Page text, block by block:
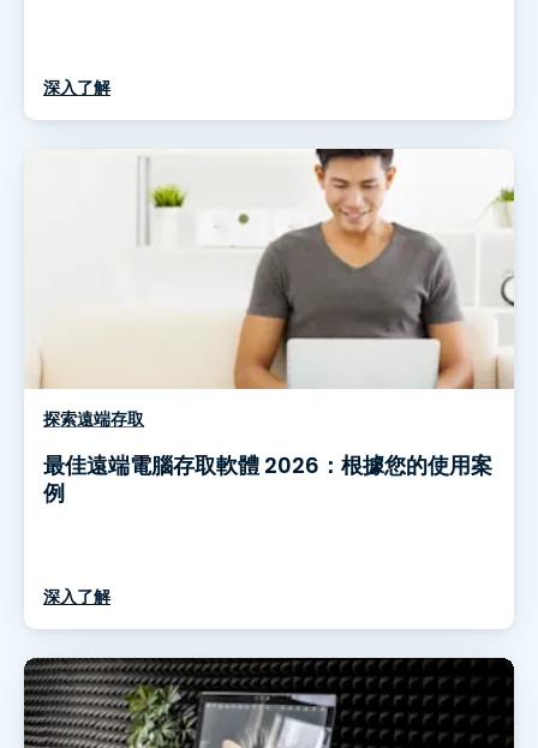
深入了解
探索遠端存取
最佳遠端電腦存取軟體 2026：根據您的使用案
例
深入了解